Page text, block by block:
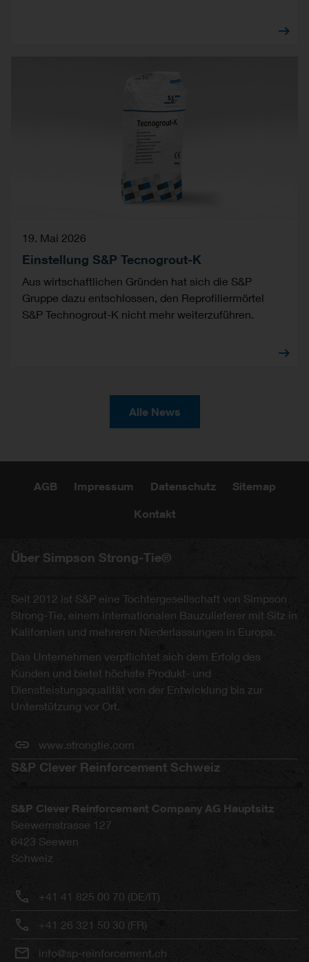
19. Mai 2026
Einstellung S&P Tecnogrout-K
Aus wirtschaftlichen Gründen hat sich die S&P
Gruppe dazu entschlossen, den Reprofiliermörtel
S&P Technogrout-K nicht mehr weiterzuführen.
Alle News
AGB Impressum Datenschutz Sitemap
Kontakt
Über Simpson Strong-Tie®
Seit 2012 ist S&P eine Tochtergesellschaft von Simpson
Strong-Tie, einem internationalen Bauzulieferer mit Sitz in
Kalifornien und mehreren Niederlassungen in Europa.
Das Unternehmen verpflichtet sich dem Erfolg des
Kunden und bietet höchste Produkt- und
Dienstleistungsqualität von der Entwicklung bis zur
Unterstützung vor Ort.
www.strongtie.com
S&P Clever Reinforcement Schweiz
S&P Clever Reinforcement Company AG Hauptsitz
Seewernstrasse 127
6423 Seewen
Schweiz
+41 41 825 00 70 (DE/IT)
+41 26 321 50 30 (FR)
info@sp-reinforcement.ch